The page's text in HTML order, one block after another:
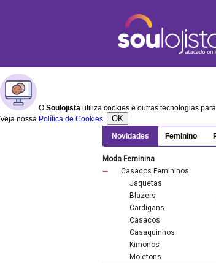
O Soulojista utiliza cookies e outras tecnologias
Veja nossa Política de Cookies. OK
Novidades Feminino
Moda Feminina
Casacos Femininos
Jaquetas
Blazers
Cardigans
Casacos
Casaquinhos
Kimonos
Moletons